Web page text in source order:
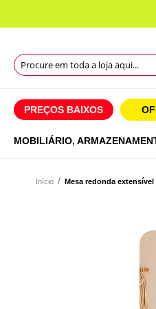
PREÇOS BAIXOS
MOBILIÁRIO,
Início Mesa redonda